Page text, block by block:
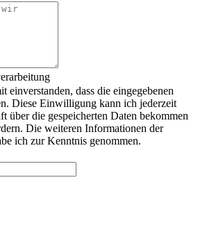
einverstanden, dass die eingegebenen
Diese Einwilligung kann ich jederzeit
über die gespeicherten Daten bekommen
Die weiteren Informationen der
ich zur Kenntnis genommen.